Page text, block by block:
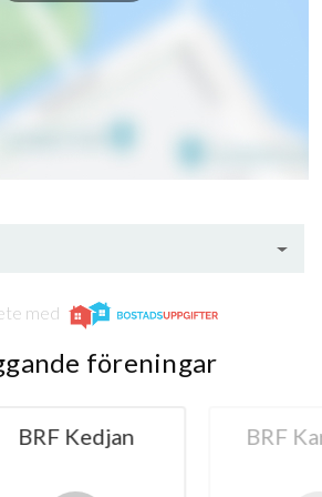
med
föreningar
BRF Kedjan BRF